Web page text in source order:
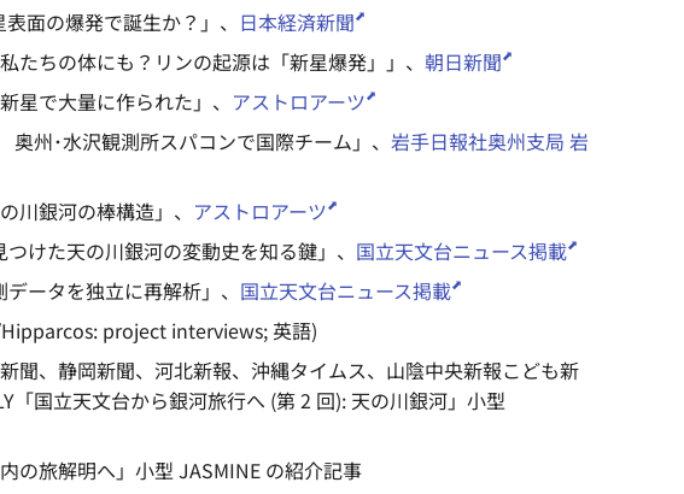
面の爆発で誕生か？」、 日本経済新聞
ちの体にも？リンの起源は「新星爆発」」、 朝日新聞
星で大量に作られた」、 アストロアーツ
州･水沢観測所スパコンで国際チーム」、 岩手日報社奥州支局 岩
川銀河の棒構造」、 アストロアーツ
けた天の川銀河の変動史を知る鍵」、 国立天文台ニュース掲載
ータを独立に再解析」、 国立天文台ニュース掲載
project interviews; 英語)
聞、静岡新聞、河北新報、沖縄タイムス、山陰中央新報こども新
「国立天文台から銀河旅行へ (第 2 回): 天の川銀河」小型
の旅解明へ」小型 JASMINE の紹介記事